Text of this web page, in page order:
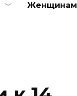
Женщинам